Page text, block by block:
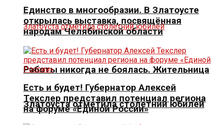
Работы никогда не боялась. Жительница
Златоуста отметила столетний юбилей
Единство в многообразии. В Златоусте
открылась выставка, посвящённая
народам Челябинской области
Есть и будет! Губернатор Алексей
Текслер представил потенциал региона
на форуме «Единой России»